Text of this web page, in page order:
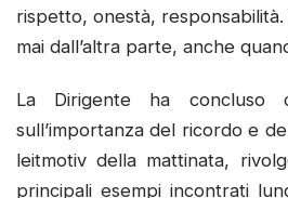
rispetto, onestà,
mai dall’altra parte, anche
La Dirigente ha concluso
sull’importanza del ricordo e
leitmotiv della mattinata,
principali esempi incontrati